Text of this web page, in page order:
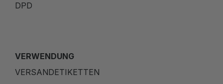
DPD
VERWENDUNG
VERSANDETIKETTEN